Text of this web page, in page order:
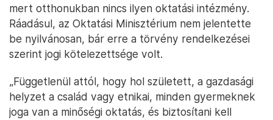
mert otthonukban nincs ilyen oktatási intézmény.
Ráadásul, az Oktatási Minisztérium nem jelentette
be nyilvánosan, bár erre a törvény rendelkezései
szerint jogi kötelezettsége volt.
„Függetlenül attól, hogy hol született, a gazdasági
helyzet a család vagy etnikai, minden gyermeknek
joga van a minőségi oktatás, és biztosítani kell